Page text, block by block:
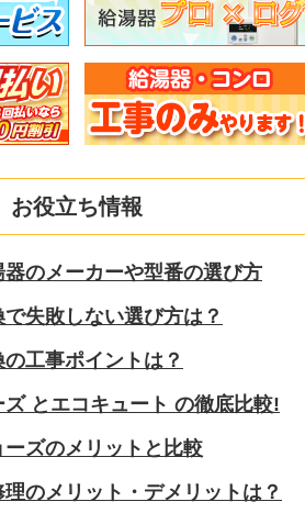
お役立ち情報
のメーカーや型番の選び方
失敗しない選び方は？
工事ポイントは？
とエコキュート の徹底比較!
ズのメリットと比較
のメリット・デメリットは？